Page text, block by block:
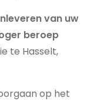
van uw
beroep
te Hasselt,
op het